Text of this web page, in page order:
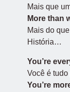
Mais que
More than
Mais do
História…
You’re
Você é tudo
You’re